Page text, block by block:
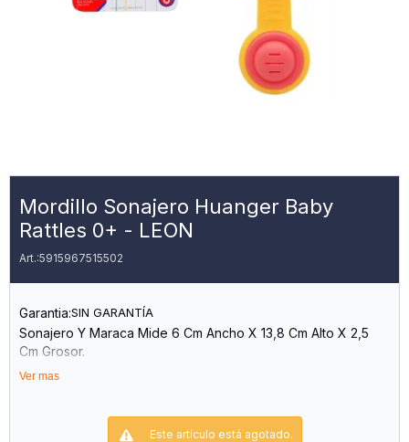
Mordillo Sonajero Huanger Baby
Rattles 0+ - LEON
5915967515502
Garantia:SIN GARANTÍA
Sonajero Y Maraca Mide 6 Cm Ancho X 13,8 Cm Alto X 2,5
Cm Grosor.
Ver mas
Este artículo está agotado.